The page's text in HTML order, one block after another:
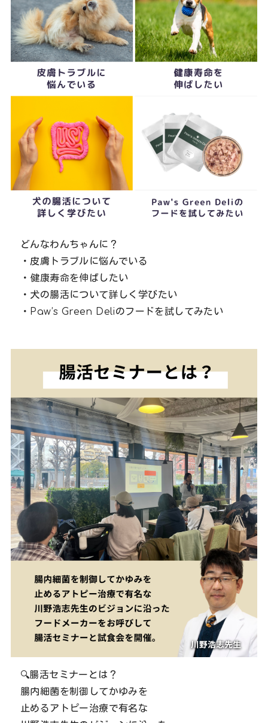
どんなわんちゃんに？
・皮膚トラブルに悩んでいる
・健康寿命を伸ばしたい
・犬の腸活について詳しく学びたい
・Paw’s Green Deliのフードを試してみたい
🔍腸活セミナーとは？
腸内細菌を制御してかゆみを
止めるアトピー治療で有名な